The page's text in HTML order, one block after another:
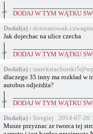
->
DODAJ W TYM WĄTKU
Dodał(a) :
Jak dojechac na ulice czecha
->
DODAJ W TYM WĄTKU
Dodał(a) :
dlaczego 35 inny ma rozkład w
autobus odjeżdża?
->
DODAJ W TYM WĄTKU
Dodał(a) : Siergiej 2014-07-20
Musze przyznac ze tworca tej